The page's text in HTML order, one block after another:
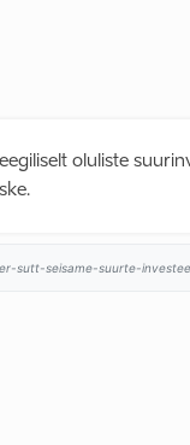
oluliste
sutt-seisame-suurte-